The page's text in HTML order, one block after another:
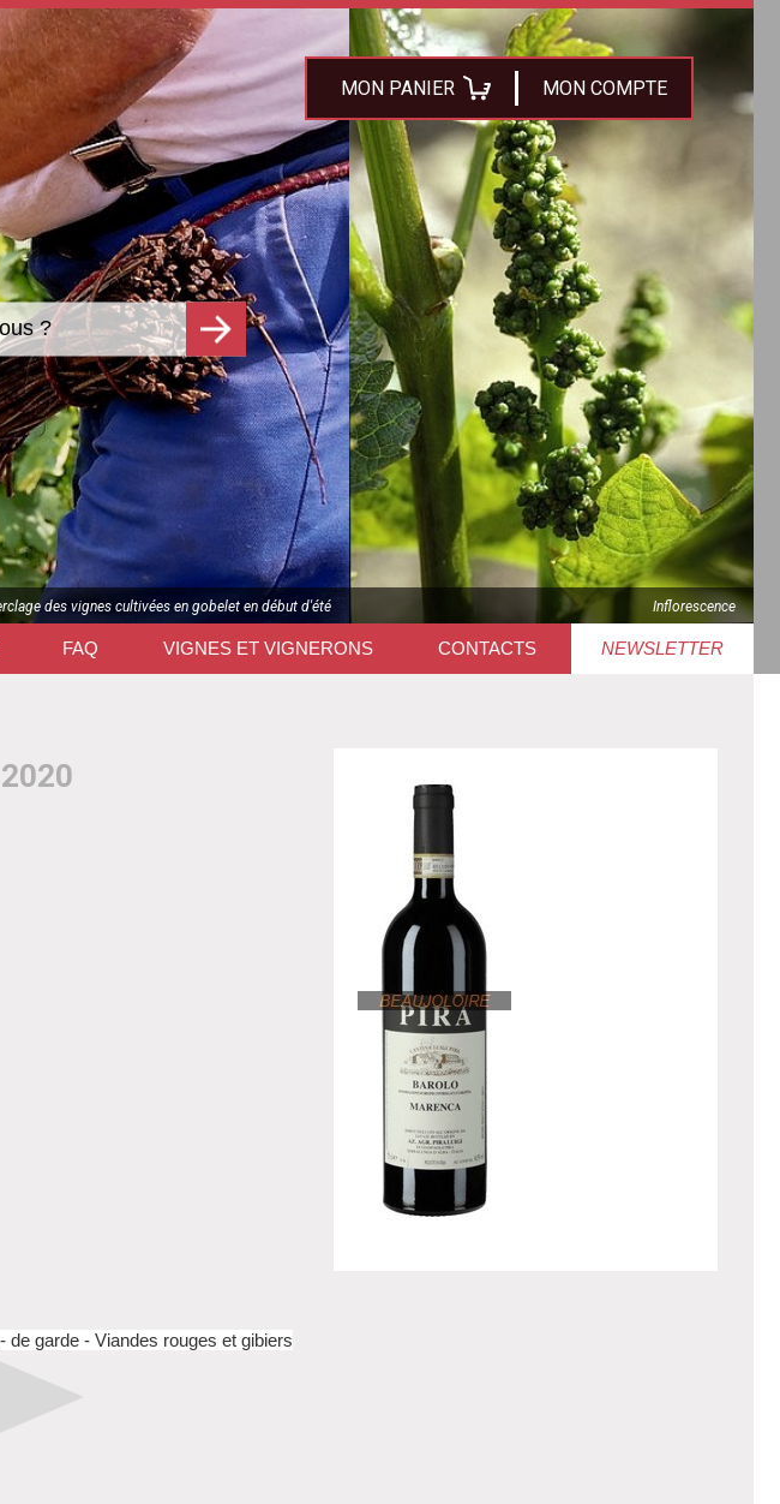
MON PANIER MON COMPTE
des vignes cultivées en gobelet en début d'été Inflorescence
FAQ VIGNES ET VIGNERONS CONTACTS NEWSLETTER
garde - Viandes rouges et gibiers